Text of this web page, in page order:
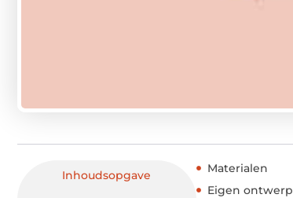
Inhoudsopgave
Materialen
Eigen ontwerp